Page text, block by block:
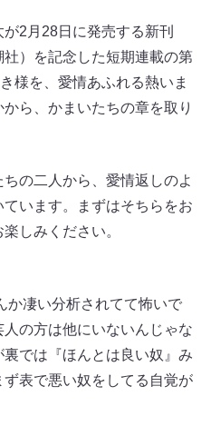
2月28日に発売する新刊
社）を記念した短期連載の第
様を、愛情あふれる熱いま
ら、かまいたちの章を取り
の二人から、愛情返しのよ
います。まずはそちらをお
しみください。
か凄い分析されてて怖いで
の方は他にいないんじゃな
では『ほんとは良い奴』み
表で悪い奴をしてる自覚が